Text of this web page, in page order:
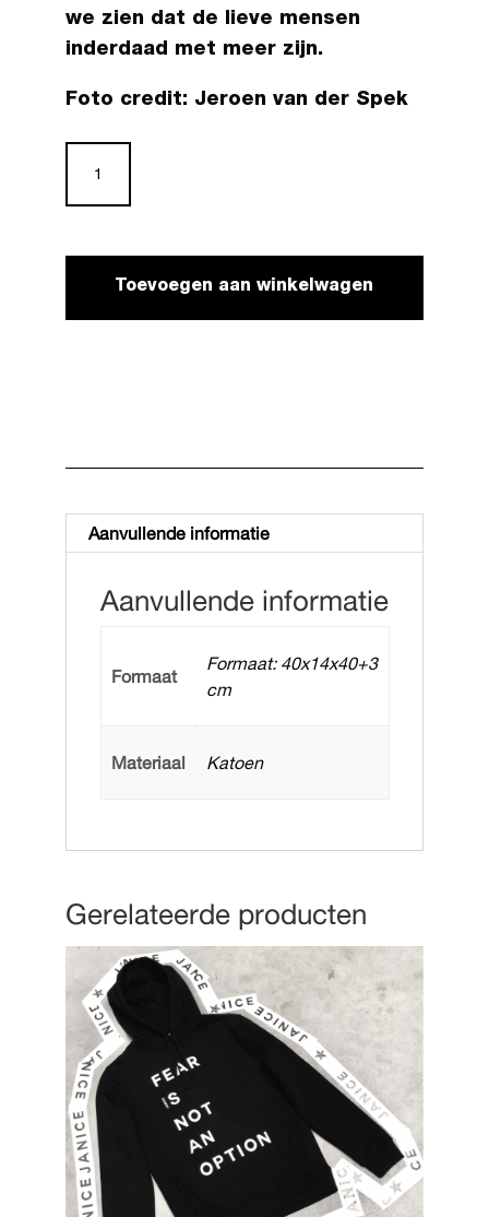
we zien dat de lieve mensen
inderdaad met meer zijn.
Foto credit: Jeroen van der Spek
shopper
Toevoegen aan winkelwagen
Aanvullende informatie
Aanvullende informatie
Formaat
Formaat: 40x14x40+3
cm
Materiaal Katoen
Gerelateerde producten